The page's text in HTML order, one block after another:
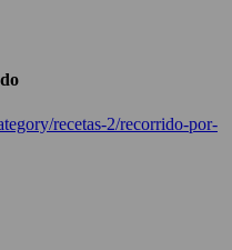
recetas-2/recorrido-por-